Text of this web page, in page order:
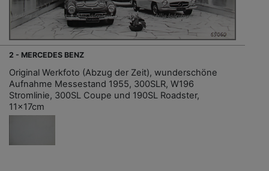
2 - MERCEDES BENZ
Original Werkfoto (Abzug der Zeit), wunderschöne
Aufnahme Messestand 1955, 300SLR, W196
Stromlinie, 300SL Coupe und 190SL Roadster,
11x17cm